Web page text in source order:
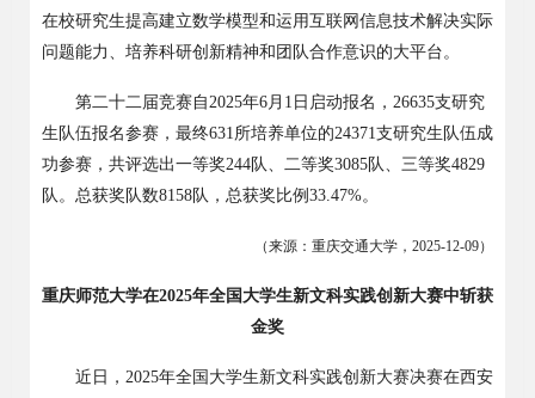
在校研究生提高建立数学模型和运用互联网信息技术解决实际
问题能力、培养科研创新精神和团队合作意识的大平台。
第二十二届竞赛自2025年6月 1 日启动报名， 26635支研究
生队伍报名参赛，最终631所培养单位的24371支研究生队伍成
功参赛，共评选出一等奖244队、二等奖3085队、三等奖4829
队。总获奖队数8158队，总获奖比例 33.47%。
（来源：重庆交通大学， 2025-12-09）
重庆师范大学在2025年全国大学生新文科实践创新大赛中斩获
金奖
近日， 2025年全国大学生新文科实践创新大赛决赛在西安